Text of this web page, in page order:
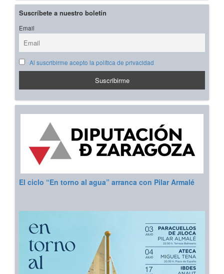
Suscríbete a nuestro boletín
Email
Al suscribirme acepto la política de privacidad
El ciclo “En torno al agua” arranca con Pilar Armalé